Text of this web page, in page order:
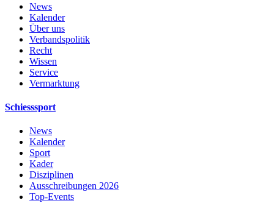
News
Kalender
Über uns
Verbandspolitik
Recht
Wissen
Service
Vermarktung
Schiesssport
News
Kalender
Sport
Kader
Disziplinen
Ausschreibungen 2026
Top-Events